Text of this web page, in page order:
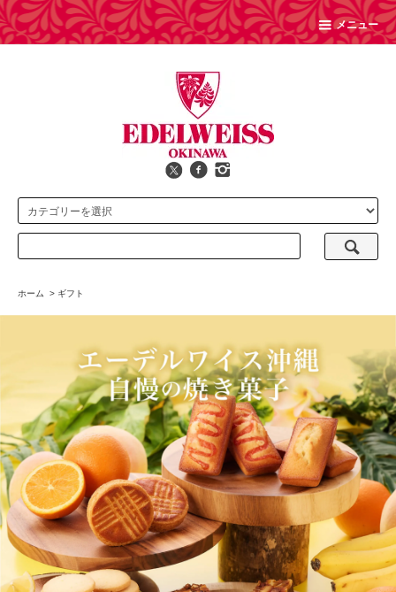
メニュー
ホーム > ギフト